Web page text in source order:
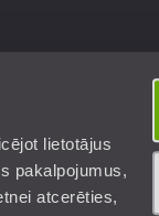
lietotājus
pakalpojumus,
atcerēties,